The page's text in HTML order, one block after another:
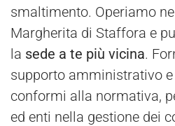
smaltimento. Operiamo
Margherita di Staffora e
la sede a te più vicina.
supporto amministrativo
conformi alla normativa,
ed enti nella gestione dei